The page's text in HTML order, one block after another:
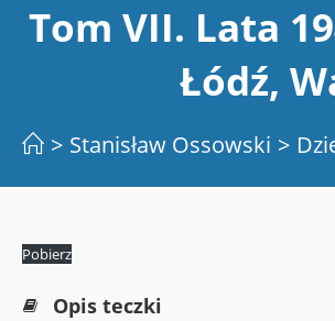
Tom VII. Lata
Łódź,
> Stanisław Ossowski >
Pobierz
Opis teczki